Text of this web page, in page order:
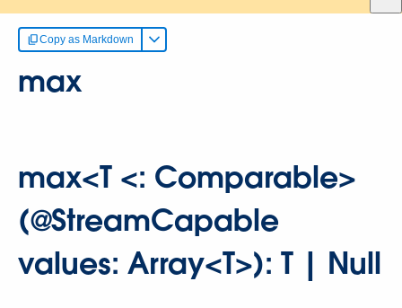
Copy as Markdown
max
max<T <: Comparable>
(@StreamCapable
values: Array<T>): T | Null